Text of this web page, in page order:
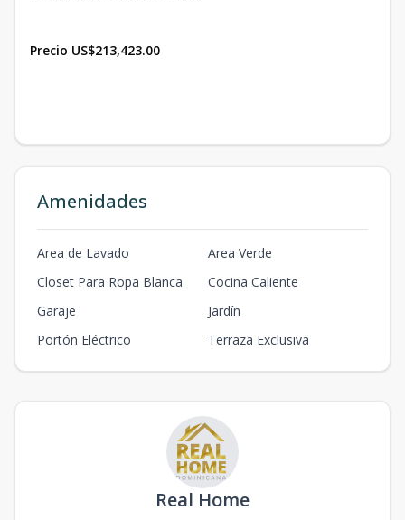
Precio US$213,423.00
Amenidades
Area de Lavado
Area Verde
Closet Para Ropa Blanca
Cocina Caliente
Garaje
Jardín
Portón Eléctrico
Terraza Exclusiva
Real Home